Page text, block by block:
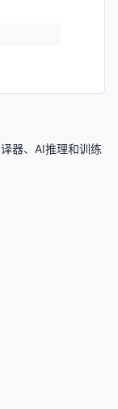
器、AI推理和训练